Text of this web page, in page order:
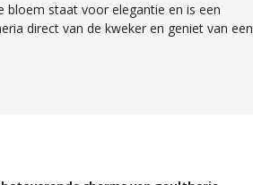
bloem staat voor elegantie en is een
direct van de kweker en geniet van een